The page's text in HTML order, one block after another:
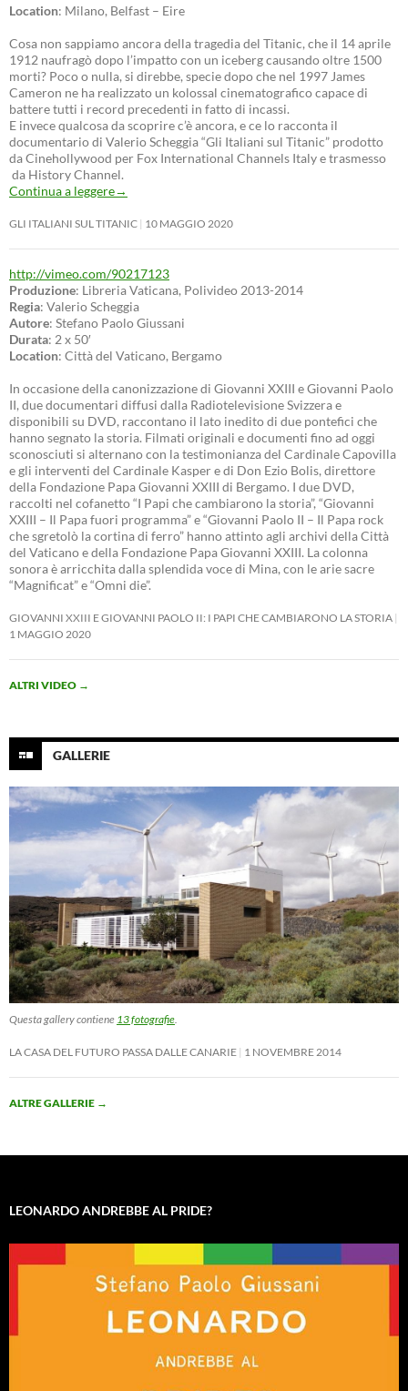
Location: Milano, Belfast – Eire
Cosa non sappiamo ancora della tragedia del Titanic, che il 14 aprile
1912 naufragò dopo l’impatto con un iceberg causando oltre 1500
morti? Poco o nulla, si direbbe, specie dopo che nel 1997 James
Cameron ne ha realizzato un kolossal cinematografico capace di
battere tutti i record precedenti in fatto di incassi.
E invece qualcosa da scoprire c’è ancora, e ce lo racconta il
documentario di Valerio Scheggia “Gli Italiani sul Titanic” prodotto
da Cinehollywood per Fox International Channels Italy e trasmesso
da History Channel.
Continua a leggere→
GLI ITALIANI SUL TITANIC 10 MAGGIO 2020
http://vimeo.com/90217123
Produzione: Libreria Vaticana, Polivideo 2013-2014
Regia: Valerio Scheggia
Autore: Stefano Paolo Giussani
Durata: 2 x 50′
Location: Città del Vaticano, Bergamo
In occasione della canonizzazione di Giovanni XXIII e Giovanni Paolo
II, due documentari diffusi dalla Radiotelevisione Svizzera e
disponibili su DVD, raccontano il lato inedito di due pontefici che
hanno segnato la storia. Filmati originali e documenti fino ad oggi
sconosciuti si alternano con la testimonianza del Cardinale Capovilla
e gli interventi del Cardinale Kasper e di Don Ezio Bolis, direttore
della Fondazione Papa Giovanni XXIII di Bergamo. I due DVD,
raccolti nel cofanetto “I Papi che cambiarono la storia”, “Giovanni
XXIII – Il Papa fuori programma” e “Giovanni Paolo II – Il Papa rock
che sgretolò la cortina di ferro” hanno attinto agli archivi della Città
del Vaticano e della Fondazione Papa Giovanni XXIII. La colonna
sonora è arricchita dalla splendida voce di Mina, con le arie sacre
“Magnificat” e “Omni die”.
GIOVANNI XXIII E GIOVANNI PAOLO II: I PAPI CHE CAMBIARONO LA STORIA
1 MAGGIO 2020
ALTRI VIDEO →
GALLERIE
Questa gallery contiene 13 fotografie
LA CASA DEL FUTURO PASSA DALLE CANARIE 1 NOVEMBRE 2014
ALTRE GALLERIE →
LEONARDO ANDREBBE AL PRIDE?